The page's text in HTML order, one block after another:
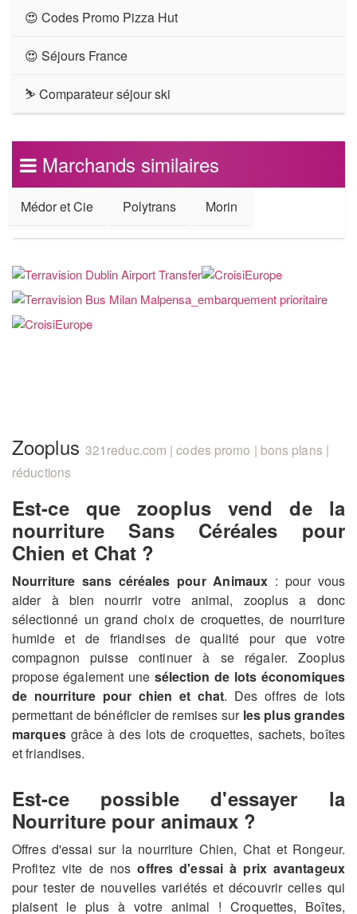
😍 Codes Promo Pizza Hut
😍 Séjours France
⛷ Comparateur séjour ski
Marchands similaires
Médor et Cie Polytrans Morin
Zooplus 321reduc.com | codes promo | bons plans |
réductions
Est-ce que zooplus vend de la
nourriture Sans Céréales pour
Chien et Chat ?
Nourriture sans céréales pour Animaux : pour vous
aider à bien nourrir votre animal, zooplus a donc
sélectionné un grand choix de croquettes, de nourriture
humide et de friandises de qualité pour que votre
compagnon puisse continuer à se régaler. Zooplus
propose également une sélection de lots économiques
de nourriture pour chien et chat. Des offres de lots
permettant de bénéficier de remises sur les plus grandes
marquesgrâce à des lots de croquettes, sachets, boîtes
et friandises.
Est-ce possible d'essayer la
Nourriture pour animaux ?
Offres d'essai sur la nourriture Chien, Chat et Rongeur.
Profitez vite de nosoffres d'essai à prix avantageux
pour tester de nouvelles variétés et découvrir celles qui
plaisent le plus à votre animal ! Croquettes, Boîtes,